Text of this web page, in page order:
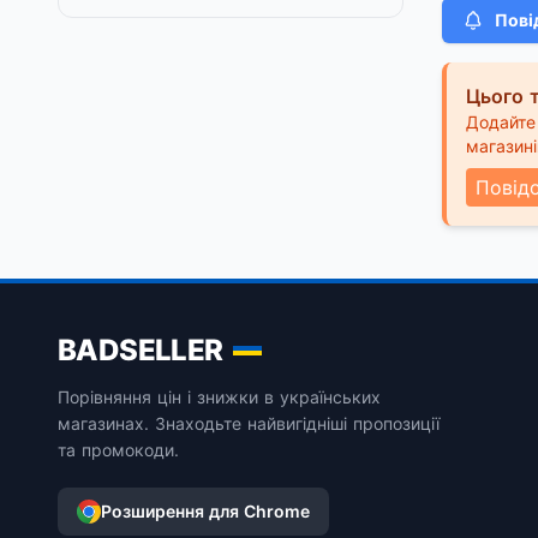
Цього
BADSELLER
Порівняння цін і знижки в українських
магазинах. Знаходьте найвигідніші пропозиції
та промокоди.
Розширення для Chrome